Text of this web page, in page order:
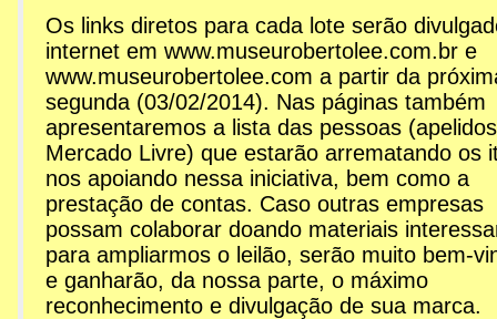
Os links diretos para cada lote serão
internet em www.museurobertolee.com.br e
www.museurobertolee.com a partir da
segunda (03/02/2014). Nas páginas também
apresentaremos a lista das pessoas
Mercado Livre) que estarão arrematando os
nos apoiando nessa iniciativa, bem como a
prestação de contas. Caso outras empresas
possam colaborar doando materiais
para ampliarmos o leilão, serão muito bem-
e ganharão, da nossa parte, o máximo
reconhecimento e divulgação de sua marca.